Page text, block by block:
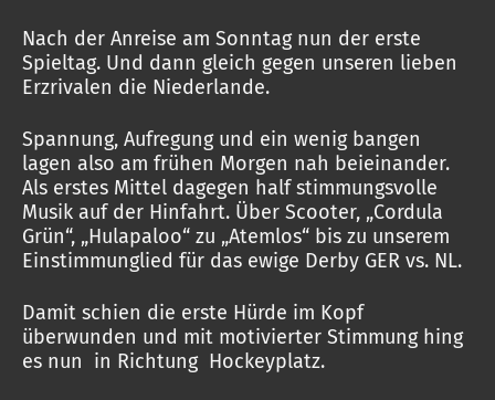
Nach der Anreise am Sonntag nun der erste
Spieltag. Und dann gleich gegen unseren lieben
Erzrivalen die Niederlande.
Spannung, Aufregung und ein wenig bangen
lagen also am frühen Morgen nah beieinander.
Als erstes Mittel dagegen half stimmungsvolle
Musik auf der Hinfahrt. Über Scooter, „Cordula
Grün“, „Hulapaloo“ zu „Atemlos“ bis zu unserem
Einstimmunglied für das ewige Derby GER vs. NL.
Damit schien die erste Hürde im Kopf
überwunden und mit motivierter Stimmung hing
es nun in Richtung Hockeyplatz.